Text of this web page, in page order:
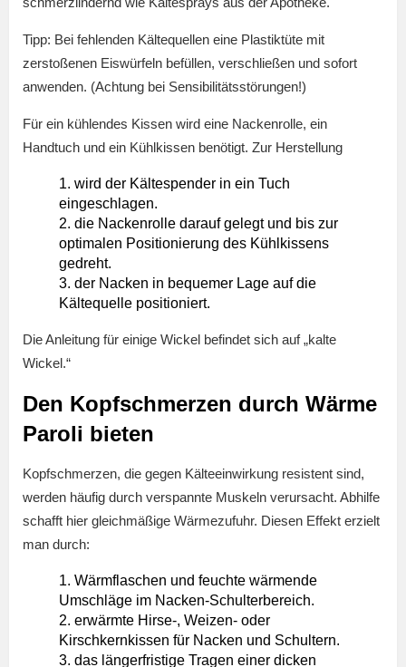
Tipp: Bei fehlenden Kältequellen eine Plastiktüte mit
zerstoßenen Eiswürfeln befüllen, verschließen und sofort
anwenden. (Achtung bei Sensibilitätsstörungen!)
Für ein kühlendes Kissen wird eine Nackenrolle, ein
Handtuch und ein Kühlkissen benötigt. Zur Herstellung
wird der Kältespender in ein Tuch
eingeschlagen.
die Nackenrolle darauf gelegt und bis zur
optimalen Positionierung des Kühlkissens
gedreht.
der Nacken in bequemer Lage auf die
Kältequelle positioniert.
Die Anleitung für einige Wickel befindet sich auf „kalte
Wickel.“
Den Kopfschmerzen durch Wärme
Paroli bieten
Kopfschmerzen, die gegen Kälteeinwirkung resistent sind,
werden häufig durch verspannte Muskeln verursacht. Abhilfe
schafft hier gleichmäßige Wärmezufuhr. Diesen Effekt erzielt
man durch:
Wärmflaschen und feuchte wärmende
Umschläge im Nacken-Schulterbereich.
erwärmte Hirse-, Weizen- oder
Kirschkernkissen für Nacken und Schultern.
das längerfristige Tragen einer dicken